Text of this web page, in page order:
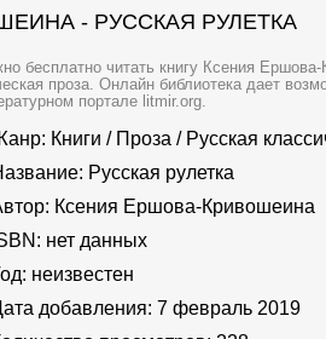
- РУССКАЯ РУЛЕТКА
бесплатно читать книгу Ксения
проза. Онлайн библиотека дает
портале litmir.org.
Книги / Проза / Русская
Русская рулетка
Ксения Ершова-Кривошеина
нет данных
неизвестен
добавления: 7 февраль 2019